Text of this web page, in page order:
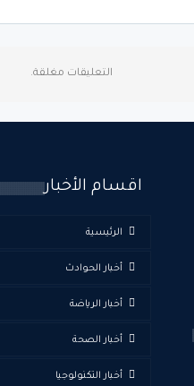
التعليقات مغلقة.
اقسام الأخبار
الرئيسية
أخبار الحوادث
أخبار الرياضة
أخبار الصحة
أخبار التكنولوجيا